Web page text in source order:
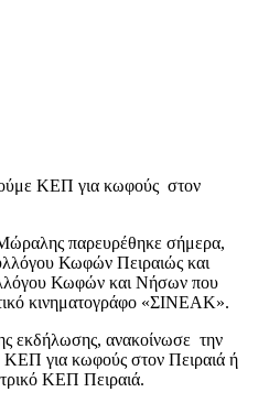
ΚΕΠ για κωφούς στον
παρευρέθηκε σήμερα,
Κωφών Πειραιώς και
Κωφών και Νήσων που
κινηματογράφο «ΣΙΝΕΑΚ».
εκδήλωσης, ανακοίνωσε την
ΚΕΠ για κωφούς στον Πειραιά ή
ΚΕΠ Πειραιά.